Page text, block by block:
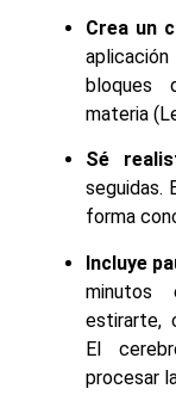
Crea un
bloques
materia
Sé
seguidas.
forma
Incluye
minutos
estirarte,
El
procesar